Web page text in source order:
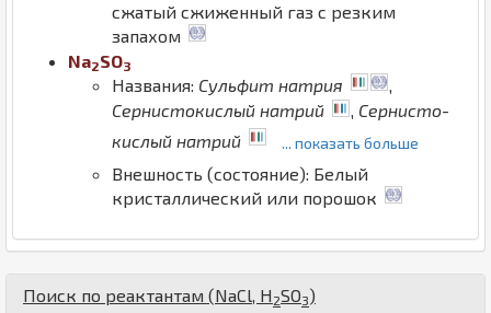
сжатый сжиженный газ с резким
запахом
Na2SO3
Названия: Сульфит натрия
,
Сернистокислый натрий
, Сернисто-
кислый натрий
... показать больше
Внешность (состояние): Белый
кристаллический или порошок
Поиск по реактантам (NaCl H 2SO3)